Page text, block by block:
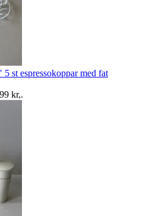
st espressokoppar med fat
99 kr,.